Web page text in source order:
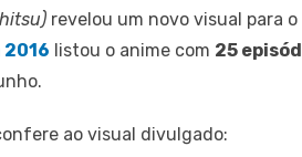
revelou um novo visual para
2016 listou o anime com 25
ao visual divulgado: